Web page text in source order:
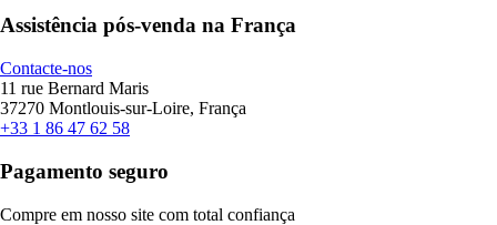
Assistência pós-venda na França
Contacte-nos
11 rue Bernard Maris
37270 Montlouis-sur-Loire, França
+33 1 86 47 62 58
Pagamento seguro
Compre em nosso site com total confiança